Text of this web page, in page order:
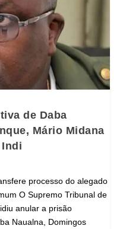
de Daba
Mário Midana
processo do alegado
O Supremo Tribunal de
anular a prisão
Naualna, Domingos